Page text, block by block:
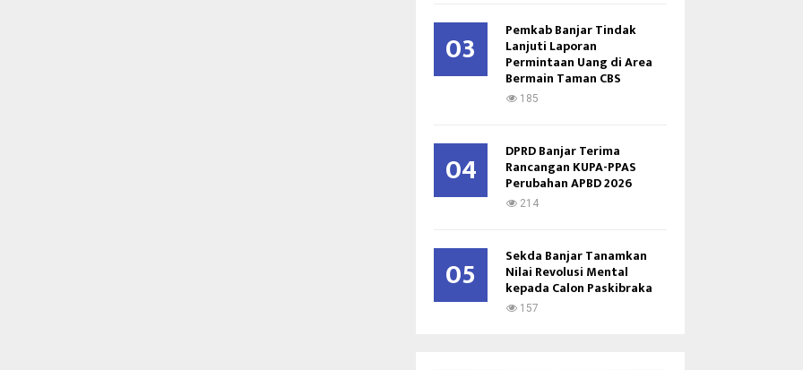
03 Pemkab Banjar Tindak
Lanjuti Laporan
Permintaan Uang di Area
Bermain Taman CBS
185
04 DPRD Banjar Terima
Rancangan KUPA-PPAS
Perubahan APBD 2026
214
05 Sekda Banjar Tanamkan
Nilai Revolusi Mental
kepada Calon Paskibraka
157